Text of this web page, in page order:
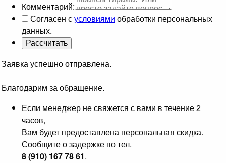
Комментарий:
Согласен сусловиями обработки персональных
данных.
Заявка успешно отправлена.
Благодарим за обращение.
Если менеджер не свяжется с вами в течение 2
часов,
Вам будет предоставлена персональная скидка.
Сообщите о задержке по тел.
8 (910) 167 78 61.